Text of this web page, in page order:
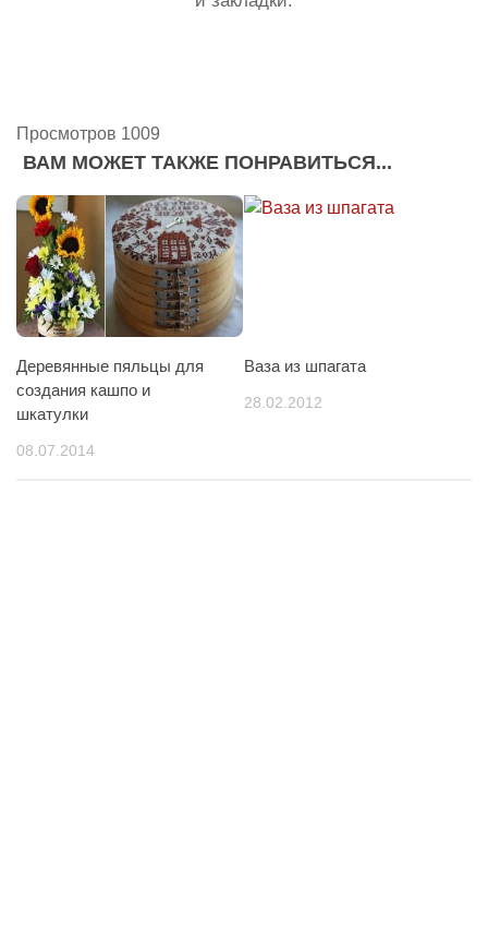
Просмотров 1009
ВАМ МОЖЕТ ТАКЖЕ ПОНРАВИТЬСЯ...
Деревянные пяльцы для
создания кашпо и
шкатулки
08.07.2014
Ваза из шпагата
28.02.2012